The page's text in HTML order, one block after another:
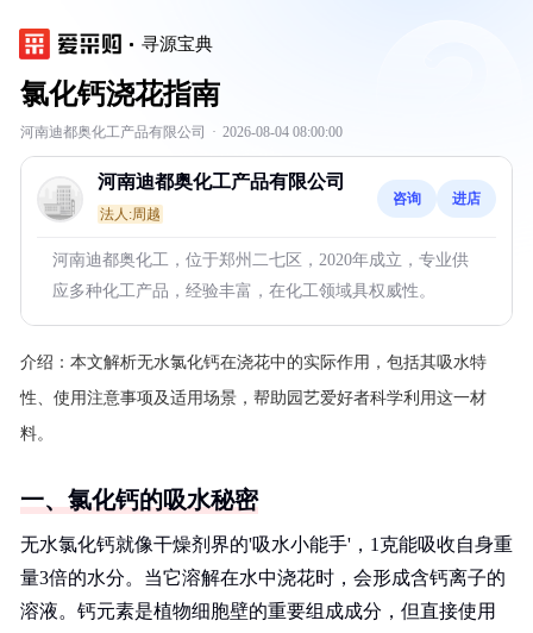
寻源宝典
氯化钙浇花指南
河南迪都奥化工产品有限公司 · 2026-08-04 08:00:00
河南迪都奥化工产品有限公司
法人:周越
咨询 进店
河南迪都奥化工，位于郑州二七区，2020年成立，专业供
应多种化工产品，经验丰富，在化工领域具权威性。
介绍： 本文解析无水氯化钙在浇花中的实际作用，包括其吸水特
性、使用注意事项及适用场景，帮助园艺爱好者科学利用这一材
料。
一、氯化钙的吸水秘密
无水氯化钙就像干燥剂界的'吸水小能手'，1克能吸收自身重
量3倍的水分。当它溶解在水中浇花时，会形成含钙离子的
溶液。钙元素是植物细胞壁的重要组成成分，但直接使用